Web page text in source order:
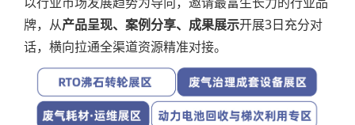
牌，从产品呈现、案例分享、成果展示开展3日充分对
话，横向拉通全渠道资源精准对接。